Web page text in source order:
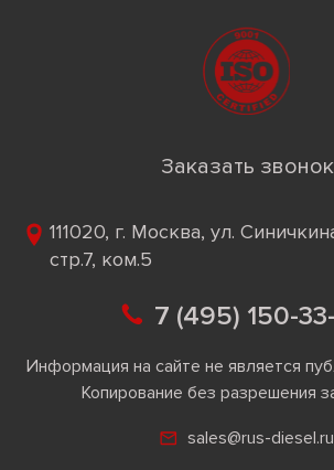
Заказать звонок
111020, г. Москва, ул.
стр.7, ком.5
7 (495) 150-
Информация на сайте не является
Копирование без разрешения
sales@rus-diesel.ru